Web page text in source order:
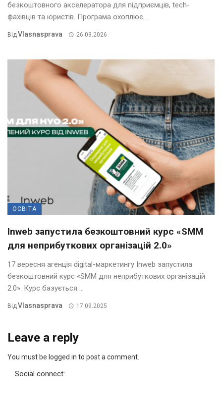
безкоштовного акселератора для підприємців, tech-
фахівців та юристів. Програма охоплює ...
ВідVlasnasprava 26.03.2026
ОСВІТА
Inweb запустила безкоштовний курс «SMM
для неприбуткових організацій 2.0»
17 вересня агенція digital-маркетингу Inweb запустила
безкоштовний курс «SMM для неприбуткових організацій
2.0». Курс базується ...
ВідVlasnasprava 17.09.2025
Leave a reply
You must be logged in to post a comment.
Social connect: